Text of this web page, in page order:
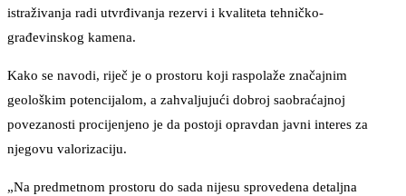
istraživanja radi utvrđivanja rezervi i kvaliteta tehničko-
građevinskog kamena.
Kako se navodi, riječ je o prostoru koji raspolaže značajnim
geološkim potencijalom, a zahvaljujući dobroj saobraćajnoj
povezanosti procijenjeno je da postoji opravdan javni interes za
njegovu valorizaciju.
„Na predmetnom prostoru do sada nijesu sprovedena detaljna